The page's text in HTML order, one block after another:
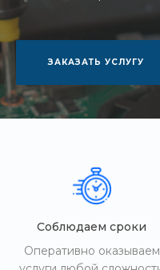
ЗАКАЗАТЬ УСЛУГУ
Соблюдаем сроки
Оперативно оказываем